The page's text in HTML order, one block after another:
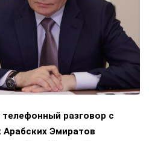
разговор с
Эмиратов